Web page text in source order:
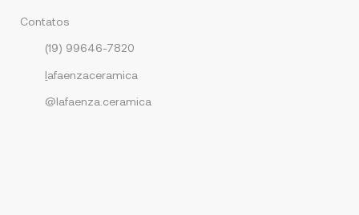
lafaenzaceramica
@lafaenza.ceramica
(19) 99646-7820
Contatos